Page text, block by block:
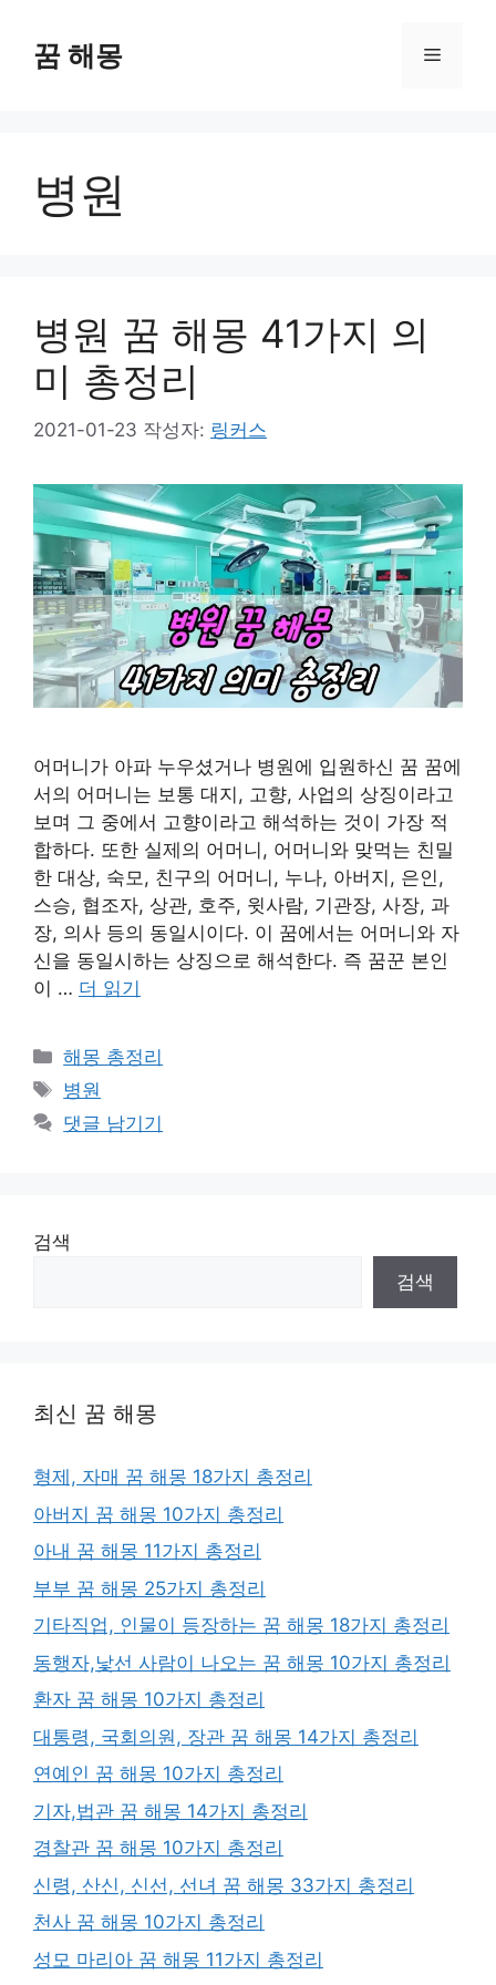
꿈 해몽 메
병원
병원 꿈 해몽 41가지 의
미 총정리
2021-01-23 작성자: 링커스
어머니가 아파 누우셨거나 병원에 입원하신 꿈 꿈에
서의 어머니는 보통 대지, 고향, 사업의 상징이라고
보며 그 중에서 고향이라고 해석하는 것이 가장 적
합하다. 또한 실제의 어머니, 어머니와 맞먹는 친밀
한 대상, 숙모, 친구의 어머니, 누나, 아버지, 은인,
스승, 협조자, 상관, 호주, 윗사람, 기관장, 사장, 과
장, 의사 등의 동일시이다. 이 꿈에서는 어머니와 자
신을 동일시하는 상징으로 해석한다. 즉 꿈꾼 본인
이 … 더 읽기
카
테
리
해몽 총정리
태
그
병원
댓글 남기기
검색
검색
최신 꿈 해몽
형제, 자매 꿈 해몽 18가지 총정리
아버지 꿈 해몽 10가지 총정리
아내 꿈 해몽 11가지 총정리
부부 꿈 해몽 25가지 총정리
기타직업, 인물이 등장하는 꿈 해몽 18가지 총정리
동행자,낯선 사람이 나오는 꿈 해몽 10가지 총정리
환자 꿈 해몽 10가지 총정리
대통령, 국회의원, 장관 꿈 해몽 14가지 총정리
연예인 꿈 해몽 10가지 총정리
기자,법관 꿈 해몽 14가지 총정리
경찰관 꿈 해몽 10가지 총정리
신령, 산신, 신선, 선녀 꿈 해몽 33가지 총정리
천사 꿈 해몽 10가지 총정리
성모 마리아 꿈 해몽 11가지 총정리